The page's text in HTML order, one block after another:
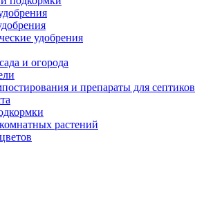
удобрения
и огорода
и препараты для септиков
растений